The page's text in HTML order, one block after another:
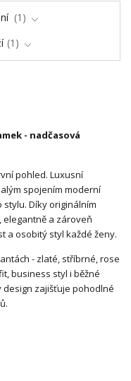
1
1
- nadčasová
pohled. Luxusní
spojením moderní
Díky originálním
elegantně a zároveň
a osobitý styl každé ženy.
- zlaté, stříbrné, rose
business styl i běžné
zajišťuje pohodlné